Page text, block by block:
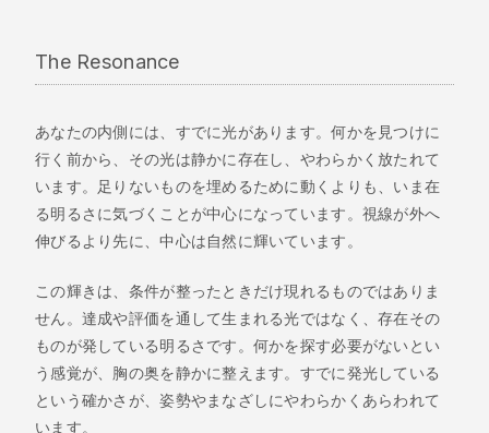
The Resonance
あなたの内側には、すでに光があります。何かを見つけに
行く前から、その光は静かに存在し、やわらかく放たれて
います。足りないものを埋めるために動くよりも、いま在
る明るさに気づくことが中心になっています。視線が外へ
伸びるより先に、中心は自然に輝いています。
この輝きは、条件が整ったときだけ現れるものではありま
せん。達成や評価を通して生まれる光ではなく、存在その
ものが発している明るさです。何かを探す必要がないとい
う感覚が、胸の奥を静かに整えます。すでに発光している
という確かさが、姿勢やまなざしにやわらかくあらわれて
います。